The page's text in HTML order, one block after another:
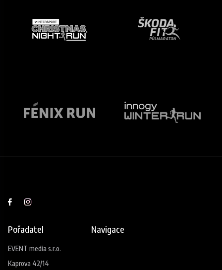
Pořadatel
EVENT media s.r.o.
Kaprova 42/14
Navigace